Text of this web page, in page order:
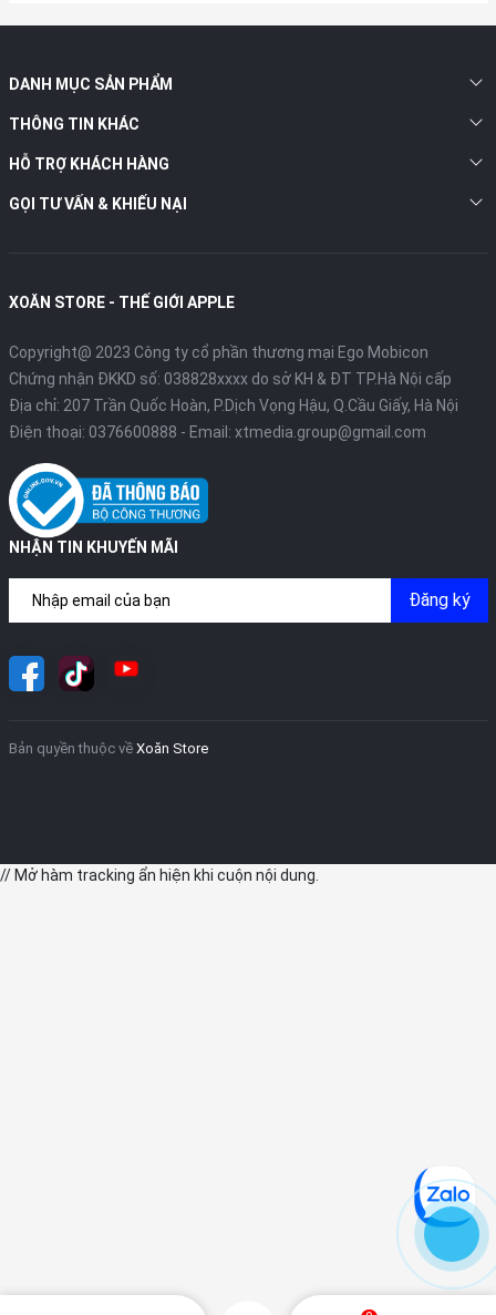
DANH MỤC SẢN PHẨM
THÔNG TIN KHÁC
HỖ TRỢ KHÁCH HÀNG
GỌI TƯ VẤN & KHIẾU NẠI
XOĂN STORE - THẾ GIỚI APPLE
Copyright@ 2023 Công ty cổ phần thương mại Ego Mobicon
Chứng nhận ĐKKD số: 038828xxxx do sở KH & ĐT TP.Hà Nội cấp
Địa chỉ: 207 Trần Quốc Hoàn, P.Dịch Vọng Hậu, Q.Cầu Giấy, Hà Nội
Điện thoại: 0376600888 - Email: xtmedia.group@gmail.com
NHẬN TIN KHUYẾN MÃI
Đăng ký
Bản quyền thuộc về Xoăn Store
// Mở hàm tracking ẩn hiện khi cuộn nội dung.